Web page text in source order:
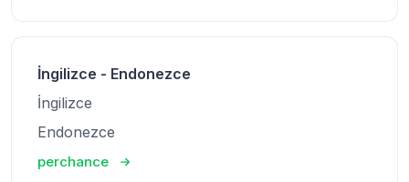
İngilizce - Endonezce
İngilizce
Endonezce
perchance